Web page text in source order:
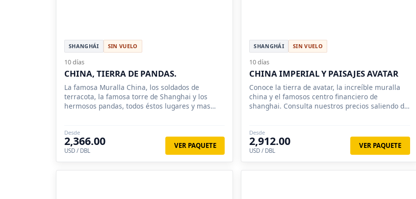
SHANGHÁI SIN VUELO
10 días
CHINA, TIERRA DE PANDAS.
La famosa Muralla China, los soldados de
terracota, la famosa torre de Shanghai y los
hermosos pandas, todos éstos lugares y mas
Desde
2,366.00
USD / DBL
VER PAQUETE
SHANGHÁI SIN VUELO
10 días
CHINA IMPERIAL Y PAISAJES AVATAR
Conoce la tierra de avatar, la increíble muralla
china y el famosos centro financiero de
shanghai. Consulta nuestros precios saliendo de
Desde
2,912.00
USD / DBL
VER PAQUETE